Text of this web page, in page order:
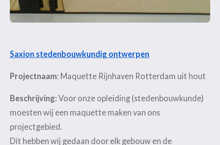
Saxion stedenbouwkundig ontwerpen
Projectnaam: Maquette Rijnhaven Rotterdam uit hout
Beschrijving: Voor onze opleiding (stedenbouwkunde)
moesten wij een maquette maken van ons
projectgebied.
Dit hebben wij gedaan door elk gebouw en de